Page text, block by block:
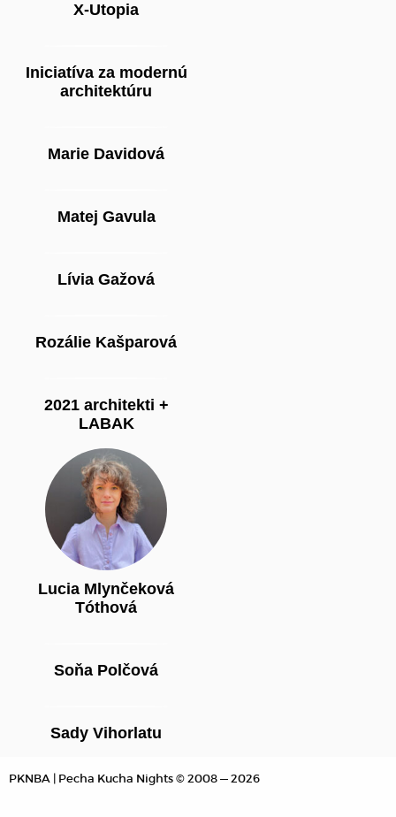
X-Utopia
Iniciatíva za modernú
architektúru
Marie Davidová
Matej Gavula
Lívia Gažová
Rozálie Kašparová
2021 architekti +
LABAK
Lucia Mlynčeková
Tóthová
Soňa Polčová
Sady Vihorlatu
PKNBA | Pecha Kucha Nights © 2008 — 2026